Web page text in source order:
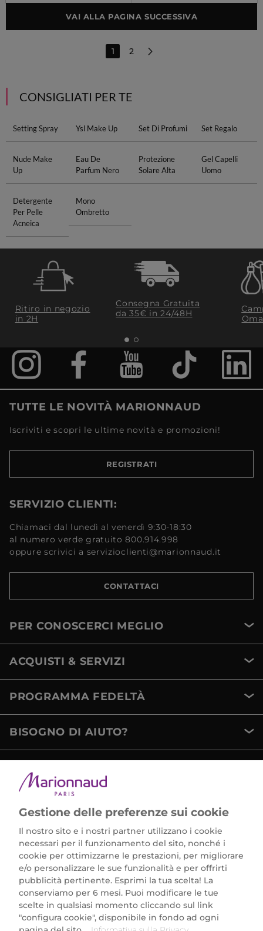
VAI ALLA PAGINA SUCCESSIVA
1 2
CONSIGLIATI PER TE
Setting Spray Ysl Make Up Set Di Profumi Set Regalo
Nude Make
Up
Eau De
Parfum Nero
Protezione
Solare Alta
Gel Capelli
Uomo
Detergente
Per Pelle
Acneica
Mono
Ombretto
Ritiro in negozio
in 2H
Consegna Gratuita
da 35€​ in 24/48H
TUTTE LE NOVITÀ MARIONNAUD
Iscriviti e scopri le ultime novità e promozioni!
REGISTRATI
SERVIZIO CLIENTI:
Chiamaci dal lunedì al venerdì 9:30-18:30
al numero verde gratuito 800.914.998
oppure scrivici a servizioclienti@marionnaud.it
CONTATTACI
PER CONOSCERCI MEGLIO
ACQUISTI & SERVIZI
PROGRAMMA FEDELTÀ
BISOGNO DI AIUTO?
Marionnaud Parfumeries Italia S.r.l.
Largo Fiera Milano 5, 20017 Rho (MI)
REA Milano 1650024 con P.IVA 13425220152.
SCARICA LA NOSTRA APP
Gestione delle preferenze sui cookie
Il nostro sito e i nostri partner utilizzano i cookie
necessari per il funzionamento del sito, nonché i
cookie per ottimizzarne le prestazioni, per migliorare
e/o personalizzare le sue funzionalità e per offrirti
pubblicità pertinente. Esprimi la tua scelta! La
conserviamo per 6 mesi. Puoi modificare le tue
scelte in qualsiasi momento cliccando sul link
"configura cookie", disponibile in fondo ad ogni